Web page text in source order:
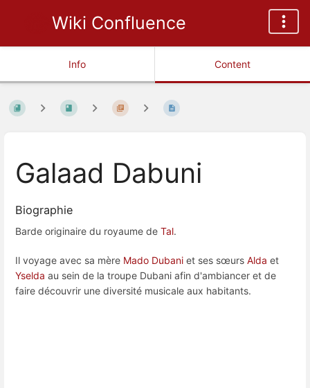
Wiki Confluence
Info Content
Galaad Dabuni
Biographie
Barde originaire du royaume de Tal.
Il voyage avec sa mère Mado Dubani et ses sœurs Alda et
Yselda au sein de la troupe Dubani afin d'ambiancer et de
faire découvrir une diversité musicale aux habitants.